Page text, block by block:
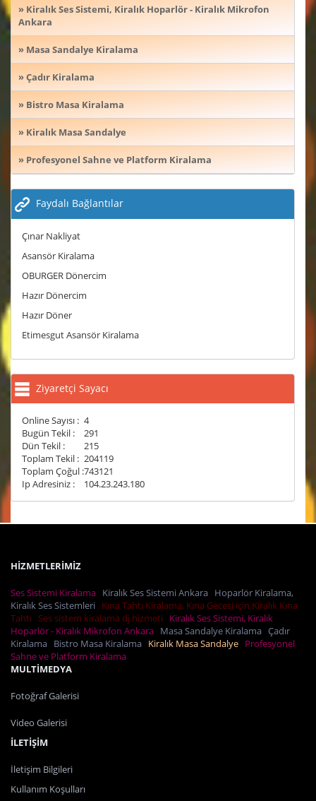
» Kiralık Ses Sistemi, Kiralık Hoparlör - Kiralık Mikrofon
Ankara
» Masa Sandalye Kiralama
» Çadır Kiralama
» Bistro Masa Kiralama
» Kiralık Masa Sandalye
» Profesyonel Sahne ve Platform Kiralama
Faydalı Bağlantılar
Çınar Nakliyat
Asansör Kiralama
OBURGER Dönercim
Hazır Dönercim
Hazır Döner
Etimesgut Asansör Kiralama
Ziyaretçi Sayacı
Online Sayısı : 4
Bugün Tekil :
291
Dün Tekil :
215
Toplam Tekil : 204119
Toplam Çoğul :743121
Ip Adresiniz :
104.23.243.180
HİZMETLERİMİZ
Ses Sistemi Kiralama Kiralık Ses Sistemi Ankara Hoparlör Kiralama,
Kiralık Ses Sistemleri Kına Tahtı Kiralama, Kına Gecesi için Kiralık Kına
Tahtı
Ses sistem kiralama dj hizmeti
Kiralık Ses Sistemi, Kiralık
Hoparlör - Kiralık Mikrofon Ankara Masa Sandalye Kiralama Çadır
Kiralama Bistro Masa Kiralama Kiralık Masa Sandalye Profesyonel
Sahne ve Platform Kiralama
MULTİMEDYA
Fotoğraf Galerisi
Video Galerisi
İLETİŞİM
İletişim Bilgileri
Kullanım Koşulları